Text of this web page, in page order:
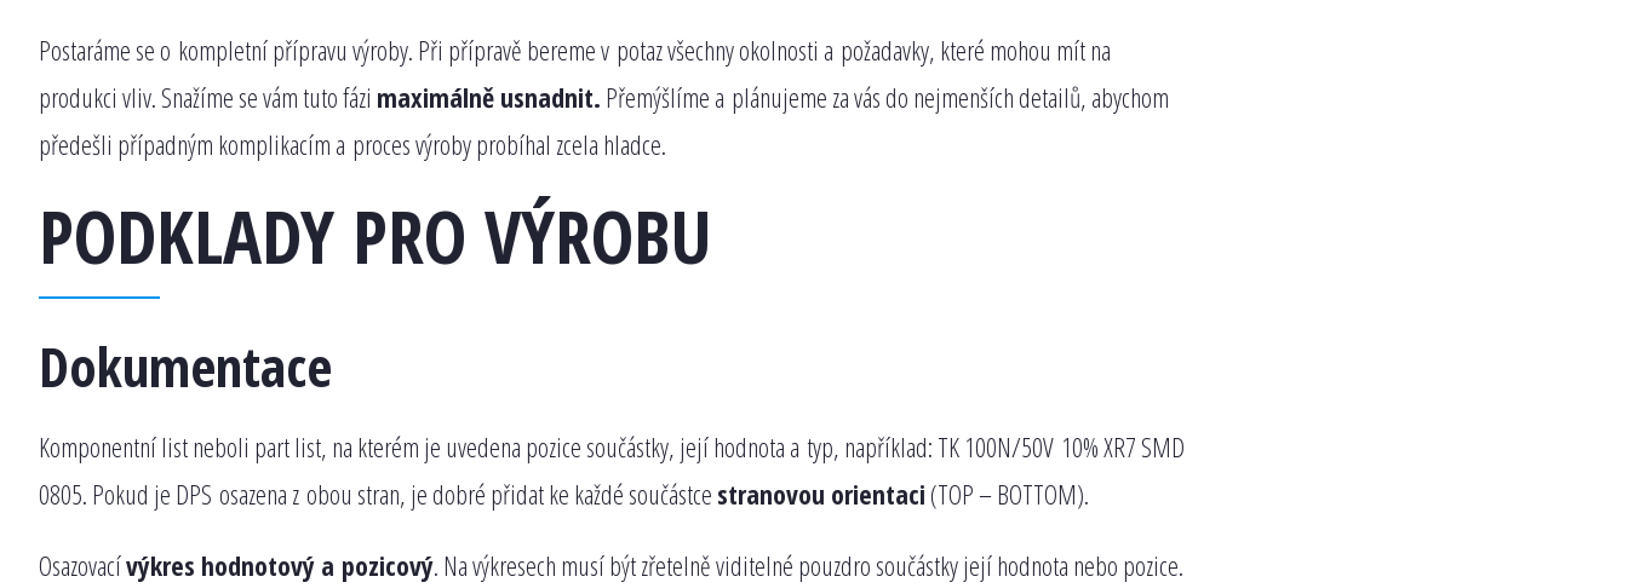
Postaráme se o kompletní přípravu výroby. Při přípravě bereme v potaz všechny okolnosti a požadavky, které mohou mít na
produkci vliv. Snažíme se vám tuto fázi maximálně usnadnit. Přemýšlíme a plánujeme za vás do nejmenších detailů, abychom
předešli případným komplikacím a proces výroby probíhal zcela hladce.
PODKLADY PRO VÝROBU
Dokumentace
Komponentní list neboli part list, na kterém je uvedena pozice součástky, její hodnota a typ, například: TK 100N/50V 10% XR7 SMD
0805. Pokud je DPS osazena z obou stran, je dobré přidat ke každé součástce stranovou orientaci (TOP – BOTTOM).
Osazovacívýkres hodnotový a pozicový. Na výkresech musí být zřetelně viditelné pouzdro součástky její hodnota nebo pozice.